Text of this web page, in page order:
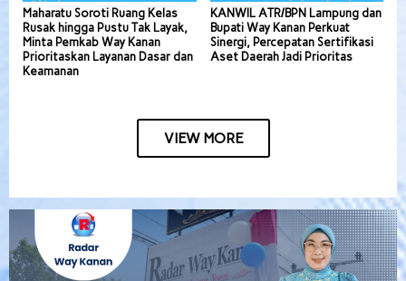
Maharatu Soroti Ruang Kelas
Rusak hingga Pustu Tak Layak,
Minta Pemkab Way Kanan
Prioritaskan Layanan Dasar dan
Keamanan
KANWIL ATR/BPN Lampung dan
Bupati Way Kanan Perkuat
Sinergi, Percepatan Sertifikasi
Aset Daerah Jadi Prioritas
VIEW MORE